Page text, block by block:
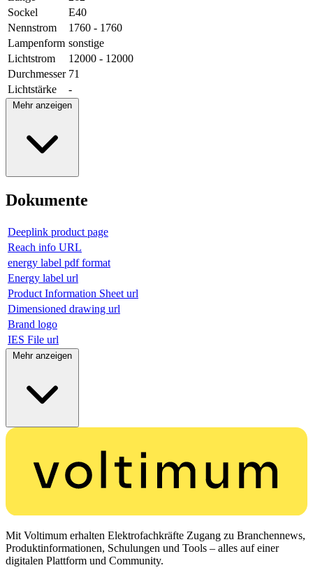
Sockel
E40
Nennstrom
1760 - 1760
Lampenform sonstige
Lichtstrom
12000 - 12000
Durchmesser 71
Lichtstärke
-
Mehr anzeigen
Dokumente
Deeplink product page
Reach info URL
energy label pdf format
Energy label url
Product Information Sheet url
Dimensioned drawing url
Brand logo
IES File url
Mehr anzeigen
Mit Voltimum erhalten Elektrofachkräfte Zugang zu Branchennews,
Produktinformationen, Schulungen und Tools – alles auf einer
digitalen Plattform und Community.